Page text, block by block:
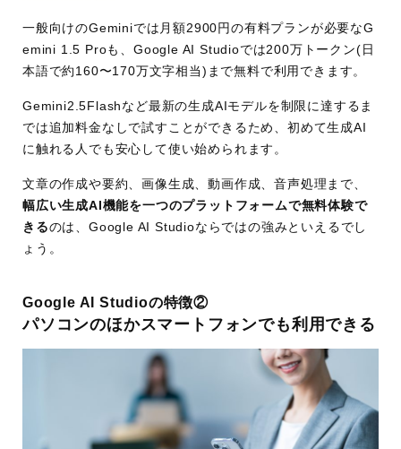
一般向けのGeminiでは月額2900円の有料プランが必要なG
emini 1.5 Proも、Google AI Studioでは200万トークン(日
本語で約160〜170万文字相当)まで無料で利用できます。
Gemini2.5Flashなど最新の生成AIモデルを制限に達するま
では追加料金なしで試すことができるため、初めて生成AI
に触れる人でも安心して使い始められます。
文章の作成や要約、画像生成、動画作成、音声処理まで、
幅広い生成AI機能を一つのプラットフォームで無料体験で
きるのは、Google AI Studioならではの強みといえるでし
ょう。
Google AI Studioの特徴②
パソコンのほかスマートフォンでも利用できる